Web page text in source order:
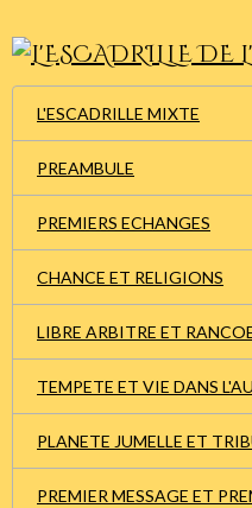
L'ESCADRILLE MIXTE
PREAMBULE
PREMIERS ECHANGES
CHANCE ET RELIGIONS
LIBRE ARBITRE ET
TEMPETE ET VIE DANS
PLANETE JUMELLE ET
PREMIER MESSAGE ET